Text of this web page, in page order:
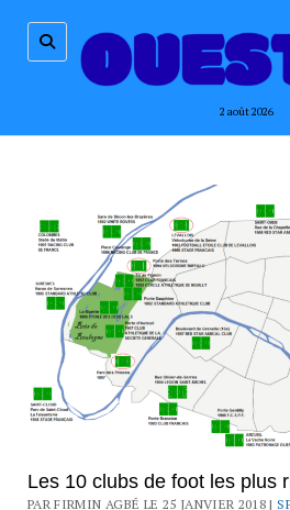
2 août 2026
Les 10 clubs de foot les plus
PAR FIRMIN AGBÉ LE 25 JANVIER 2018 |